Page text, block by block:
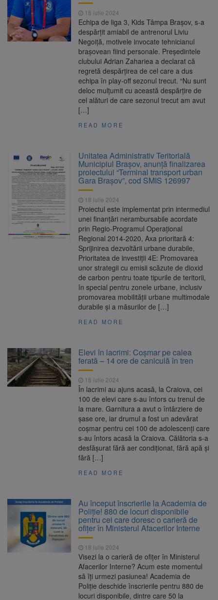
18 iulie 2024
Echipa de liga 3, Kids Tâmpa Brașov, s-a
despărțit amiabil de antrenorul Liviu
Negoiță, motivele invocate tehnicianul
brașovean fiind personale. Președintele
clubului Adrian Zahariea a declarat că
regretă despărțirea de cel care a dus
echipa în play-off sezonul trecut. “Nu sunt
deloc mulțumit cu această despărțire de
cel alături de care sezonul trecut am avut
[…]
READ MORE
Unitatea Administrativ Teritorială
Municipiul Brașov, anunță finalizarea
proiectului “Terminal transport urban
Gara Brașov”, cod SMIS 126997
18 iulie 2024
Proiectul este implementat prin intermediul
unei finanțări nerambursabile acordate
prin Regio-Programul Operațional
Regional 2014-2020, Axa prioritară 4:
Sprijinirea dezvoltării urbane durabile,
Prioritatea de investiții 4E: Promovarea
unor strategii cu emisii scăzute de dioxid
de carbon pentru toate tipurile de teritorii,
în special pentru zonele urbane, inclusiv
promovarea mobilității urbane multimodale
durabile și a măsurilor de […]
READ MORE
Elevi în lacrimi: Coșmar pe calea
ferată – 14 ore de caniculă în tren
18 iulie 2024
În lacrimi au ajuns acasă, la Craiova, cei
100 de elevi care s-au întors cu trenul de
la mare. Garnitura a avut o întârziere de
șase ore, iar drumul a fost un adevărat
coșmar pentru cei 100 de adolescenți care
s-au întors acasă la Craiova. Călătoria s-a
desfășurat fără aer condiționat, fără apă și
fără […]
READ MORE
Au început înscrierile la Academia de
Poliție! 880 de locuri disponibile
pentru cei care doresc o carieră de
ofițer în Ministerul Afacerilor Interne
18 iulie 2024
Visezi la o carieră de ofițer în Ministerul
Afacerilor Interne? Acum este momentul
să îți urmezi pasiunea! Academia de
Poliție deschide înscrierile pentru 880 de
locuri disponibile, dintre care 50 la